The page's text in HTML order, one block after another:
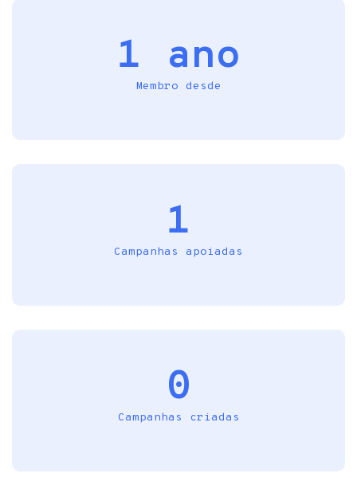
1 ano
Membro desde
1
Campanhas apoiadas
0
Campanhas criadas